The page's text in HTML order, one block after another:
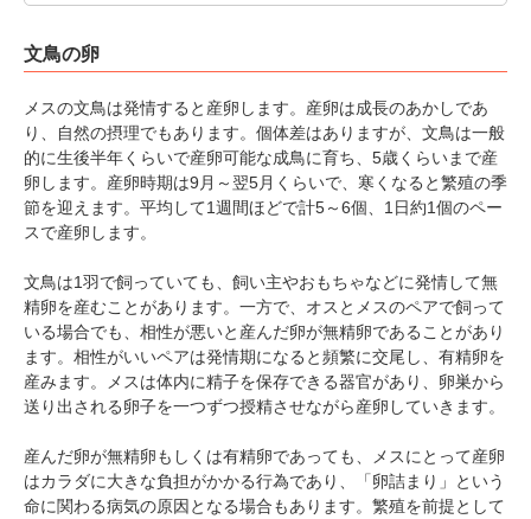
文鳥の卵
メスの文鳥は発情すると産卵します。産卵は成長のあかしであ
り、自然の摂理でもあります。個体差はありますが、文鳥は一般
的に生後半年くらいで産卵可能な成鳥に育ち、5歳くらいまで産
卵します。産卵時期は9月～翌5月くらいで、寒くなると繁殖の季
節を迎えます。平均して1週間ほどで計5～6個、1日約1個のペー
スで産卵します。
文鳥は1羽で飼っていても、飼い主やおもちゃなどに発情して無
精卵を産むことがあります。一方で、オスとメスのペアで飼って
いる場合でも、相性が悪いと産んだ卵が無精卵であることがあり
ます。相性がいいペアは発情期になると頻繁に交尾し、有精卵を
産みます。メスは体内に精子を保存できる器官があり、卵巣から
送り出される卵子を一つずつ授精させながら産卵していきます。
産んだ卵が無精卵もしくは有精卵であっても、メスにとって産卵
はカラダに大きな負担がかかる行為であり、「卵詰まり」という
命に関わる病気の原因となる場合もあります。繁殖を前提として